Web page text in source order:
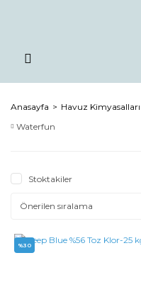
Anasayfa Havuz Kimyasalları
Waterfun
Stoktakiler
%30